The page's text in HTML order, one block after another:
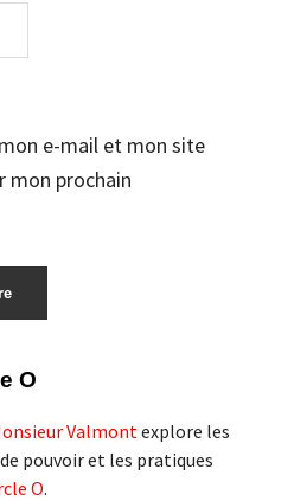
e-mail et mon site
mon prochain
O
Valmontexplore les
pouvoir et les pratiques
O.